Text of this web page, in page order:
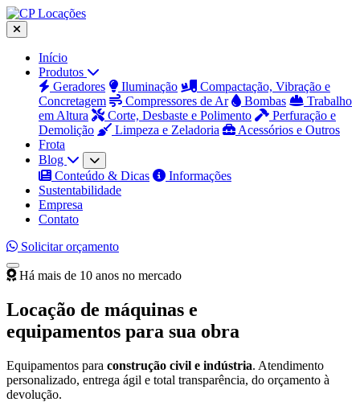
Início
Produtos
Geradores
Iluminação
Compactação, Vibração e
Concretagem
Compressores de Ar Bombas
Trabalho
em Altura
Corte, Desbaste e Polimento
Perfuração e
Demolição
Limpeza e Zeladoria
Acessórios e Outros
Frota
Blog
Conteúdo & Dicas
Informações
Sustentabilidade
Empresa
Contato
Solicitar orçamento
Há mais de 10 anos no mercado
Locação de máquinas e
equipamentos para sua obra
Equipamentos para construção civil e indústria. Atendimento
personalizado, entrega ágil e total transparência, do orçamento à
devolução.